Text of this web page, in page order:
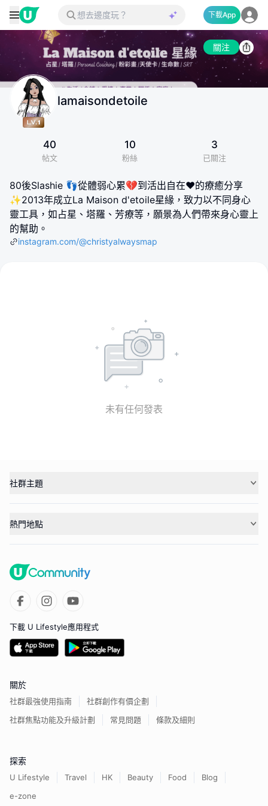
下載App
關注
lamaisondetoile
40
帖文
10
粉絲
3
已關注
80後Slashie 👣從體弱心累💔到活出自在❤️的療癒分享
✨2013年成立La Maison d'etoile星緣，致力以不同身心
靈工具，如占星、塔羅、芳療等，願景為人們帶來身心靈上
的幫助。
instagram.com/@christyalwaysmap
未有任何發表
社群主題
熱門地點
下載 U Lifestyle應用程式
關於
社群最強使用指南
社群創作有價企劃
社群焦點功能及升級計劃
常見問題 條款及細則
探索
U Lifestyle Travel HK Beauty Food
Blog
e-zone